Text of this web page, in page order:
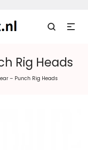
Rig Heads
– Punch Rig Heads